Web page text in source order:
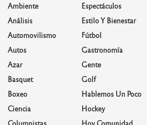
Ambiente
Análisis
Automovilismo
Autos
Azar
Basquet
Boxeo
Ciencia
Columnistas
Espectáculos
Estilo Y Bienestar
Fútbol
Gastronomía
Gente
Golf
Hablemos Un Poco
Hockey
Hoy Comunidad